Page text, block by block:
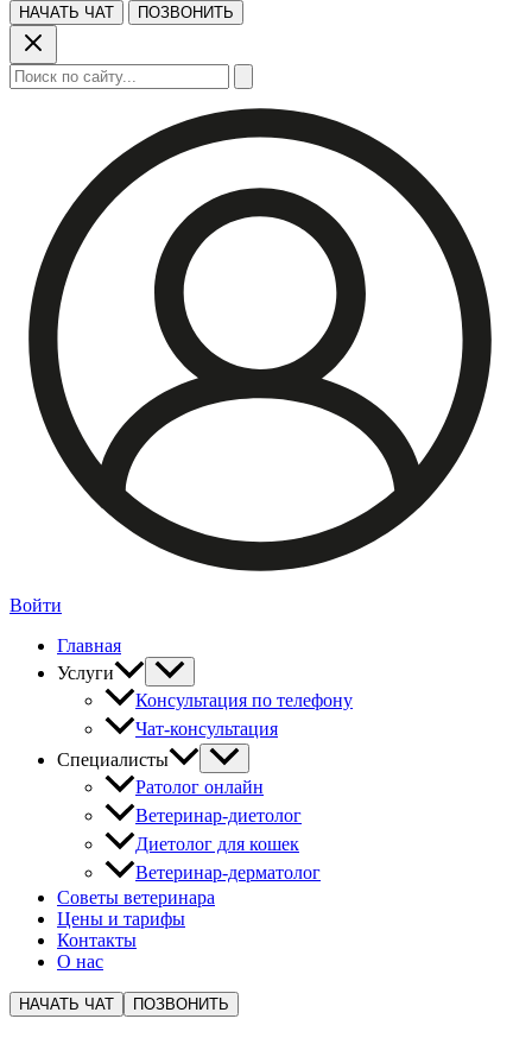
НАЧАТЬ ЧАТ ПОЗВОНИТЬ
Поиск:
Войти
Главная
Услуги
Консультация по телефону
Чат-консультация
Специалисты
Ратолог онлайн
Ветеринар-диетолог
Диетолог для кошек
Ветеринар-дерматолог
Советы ветеринара
Цены и тарифы
Контакты
О нас
НАЧАТЬ ЧАТ ПОЗВОНИТЬ